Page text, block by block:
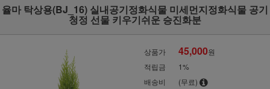
율마 탁상용(BJ_16) 실내공기정화식물 미세먼지정화식물 공기
청정 선물 키우기쉬운 승진화분
상품가 45,000원
적립금
1%
배송비
(무료)